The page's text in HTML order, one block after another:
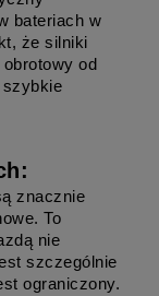
bateriach w
że silniki
od
szybkie
znacznie
To
nie
szczególnie
ograniczony.